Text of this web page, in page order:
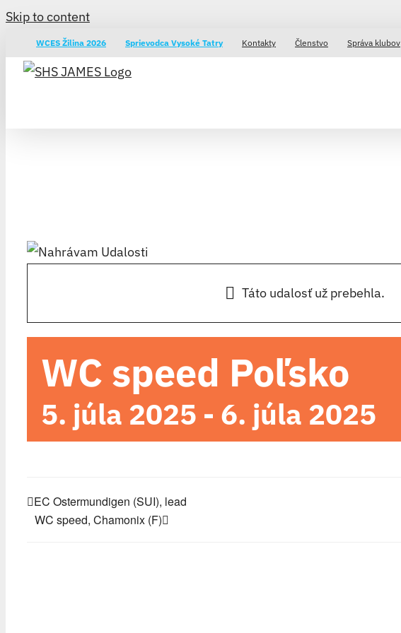
Skip to content
WCES Žilina 2026 Sprievodca Vysoké Tatry Kontakty Členstvo Správa klubov
Táto udalosť už prebehla.
WC speed Poľsko
5. júla 2025 - 6. júla 2025
EC Ostermundigen (SUI), lead
WC speed, Chamonix (F)